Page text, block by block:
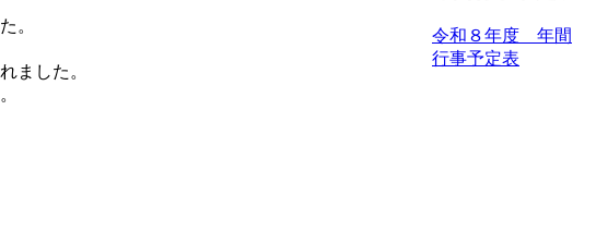
。
ました。
令和８年度 年間
行事予定表